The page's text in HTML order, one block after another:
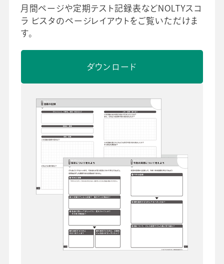
月間ページや定期テスト記録表などNOLTYスコ
ラ ビスタのページレイアウトをご覧いただけま
す。
ダウンロード